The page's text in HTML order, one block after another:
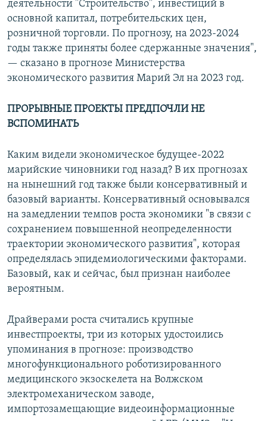
деятельности "Строительство", инвестиций в
основной капитал, потребительских цен,
розничной торговли. По прогнозу, на 2023-2024
годы также приняты более сдержанные значения",
— сказано в прогнозе Министерства
экономического развития Марий Эл на 2023 год.
ПРОРЫВНЫЕ ПРОЕКТЫ ПРЕДПОЧЛИ НЕ
ВСПОМИНАТЬ
Каким видели экономическое будущее-2022
марийские чиновники год назад? В их прогнозах
на нынешний год также были консервативный и
базовый варианты. Консервативный основывался
на замедлении темпов роста экономики "в связи с
сохранением повышенной неопределенности
траектории экономического развития", которая
определялась эпидемиологическими факторами.
Базовый, как и сейчас, был признан наиболее
вероятным.
Драйверами роста считались крупные
инвестпроекты, три из которых удостоились
упоминания в прогнозе: производство
многофункционального роботизированного
медицинского экзоскелета на Волжском
электромеханическом заводе,
импортозамещающие видеоинформационные